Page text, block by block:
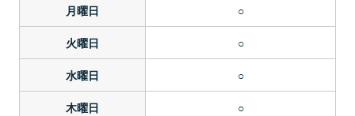
月曜日 ○
火曜日 ○
水曜日 ○
木曜日 ○